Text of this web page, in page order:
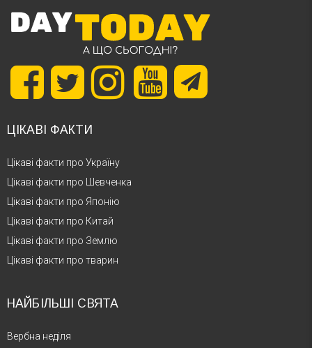
ЦІКАВІ ФАКТИ
Цікаві факти про Україну
Цікаві факти про Шевченка
Цікаві факти про Японію
Цікаві факти про Китай
Цікаві факти про Землю
Цікаві факти про тварин
НАЙБІЛЬШІ СВЯТА
Вербна неділя